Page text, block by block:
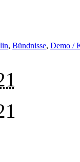
, Bündnisse, Demo /